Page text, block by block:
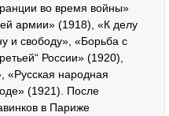
во время войны»
армии» (1918), «К делу
и свободу», «Борьба с
России» (1920),
«Русская народная
(1921). После
в Париже